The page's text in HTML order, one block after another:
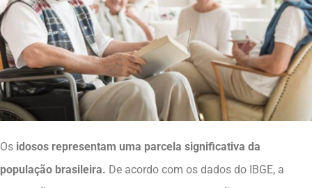
Os idosos representam uma parcela significativa da
população brasileira. De acordo com os dados do IBGE, a